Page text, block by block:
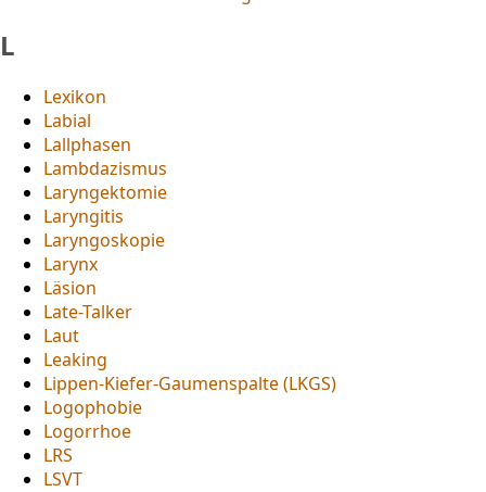
L
Lexikon
Labial
Lallphasen
Lambdazismus
Laryngektomie
Laryngitis
Laryngoskopie
Larynx
Läsion
Late-Talker
Laut
Leaking
Lippen-Kiefer-Gaumenspalte (LKGS)
Logophobie
Logorrhoe
LRS
LSVT